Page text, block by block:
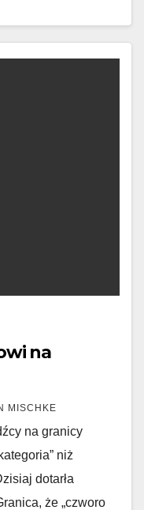
na
MISCHKE
na granicy
niż
dotarła
że „czworo